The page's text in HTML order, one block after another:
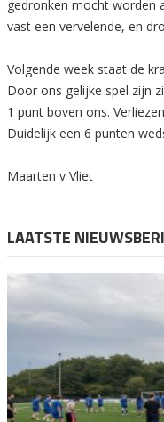
gedronken mocht worden
vast een vervelende, en
Volgende week staat de
Door ons gelijke spel zijn
1 punt boven ons.
Duidelijk een 6 punten
Maarten v Vliet
LAATSTE